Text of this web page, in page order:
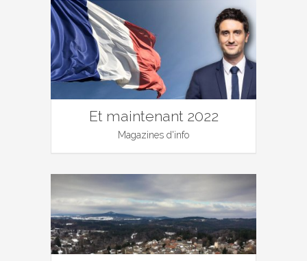
Et maintenant 2022
Magazines d'info